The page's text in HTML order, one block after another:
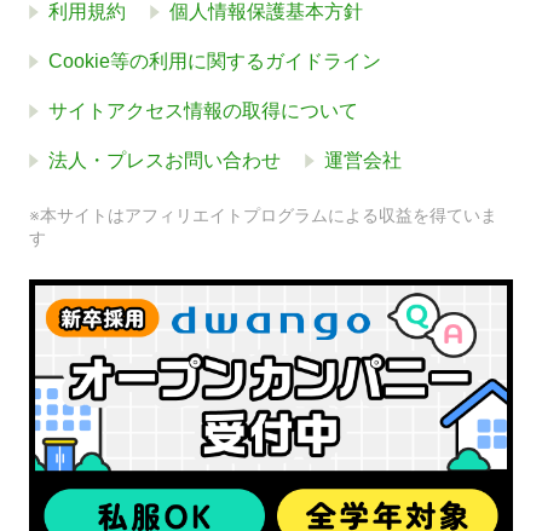
利用規約 個人情報保護基本方針
Cookie等の利用に関するガイドライン
サイトアクセス情報の取得について
法人・プレスお問い合わせ 運営会社
※本サイトはアフィリエイトプログラムによる収益を得ていま
す